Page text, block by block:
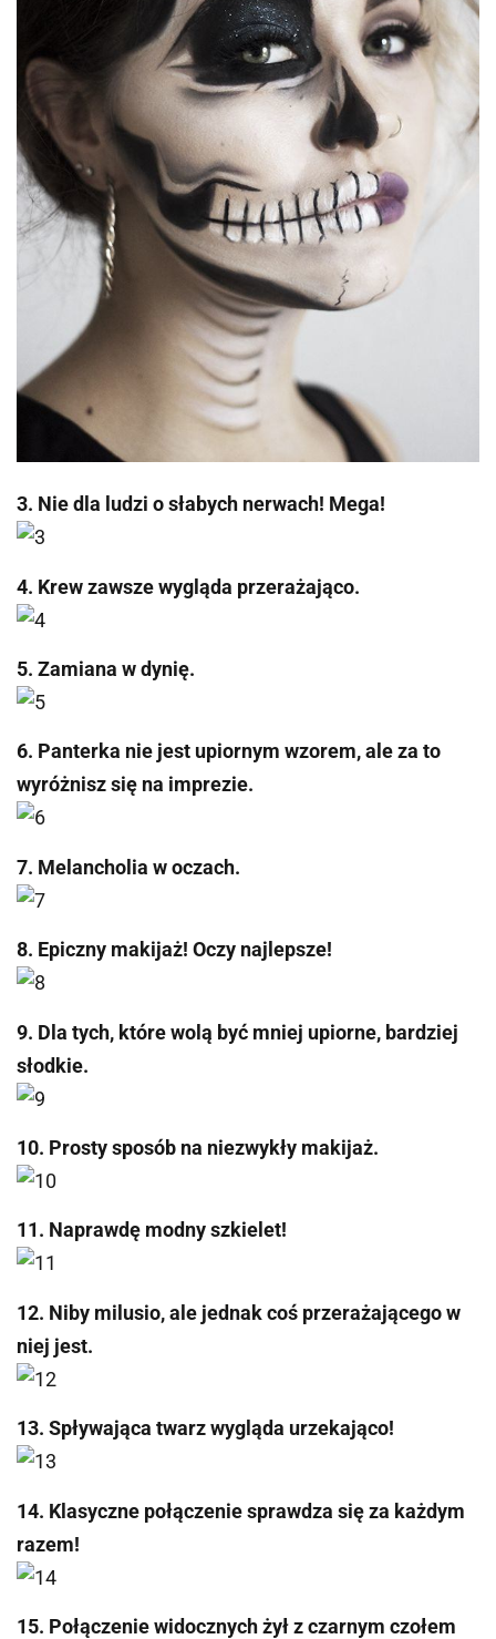
3. Nie dla ludzi o słabych nerwach! Mega!
4. Krew zawsze wygląda przerażająco.
5. Zamiana w dynię.
6. Panterka nie jest upiornym wzorem, ale za to
wyróżnisz się na imprezie.
7. Melancholia w oczach.
8. Epiczny makijaż! Oczy najlepsze!
9. Dla tych, które wolą być mniej upiorne, bardziej
słodkie.
10. Prosty sposób na niezwykły makijaż.
11. Naprawdę modny szkielet!
12. Niby milusio, ale jednak coś przerażającego w
niej jest.
13. Spływająca twarz wygląda urzekająco!
14. Klasyczne połączenie sprawdza się za każdym
razem!
15. Połączenie widocznych żył z czarnym czołem